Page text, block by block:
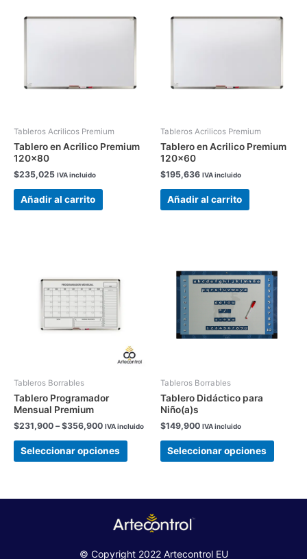
Tableros Acrilicos Premium
Tablero en Acrilico Premium
120×80
$235,025 IVA incluido
Añadir al carrito
Tableros Acrilicos Premium
Tablero en Acrilico Premium
120×60
$195,636 IVA incluido
Añadir al carrito
Tableros Borrables
Tablero Programador
Mensual Premium
$231,900 – $356,900
$356,900
IVA incluido
Seleccionar opciones
se
pueden
página
de
Tableros Borrables
Tablero Didáctico para
Niño(a)s
$149,900 IVA incluido
Seleccionar opciones
tiene
Las
de
© Copyright 2022 Artecontrol EU